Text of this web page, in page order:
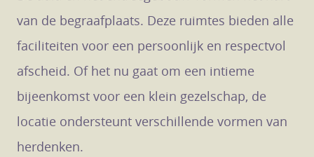
van de begraafplaats. Deze ruimtes bieden alle
faciliteiten voor een persoonlijk en respectvol
afscheid. Of het nu gaat om een intieme
bijeenkomst voor een klein gezelschap, de
locatie ondersteunt verschillende vormen van
herdenken.